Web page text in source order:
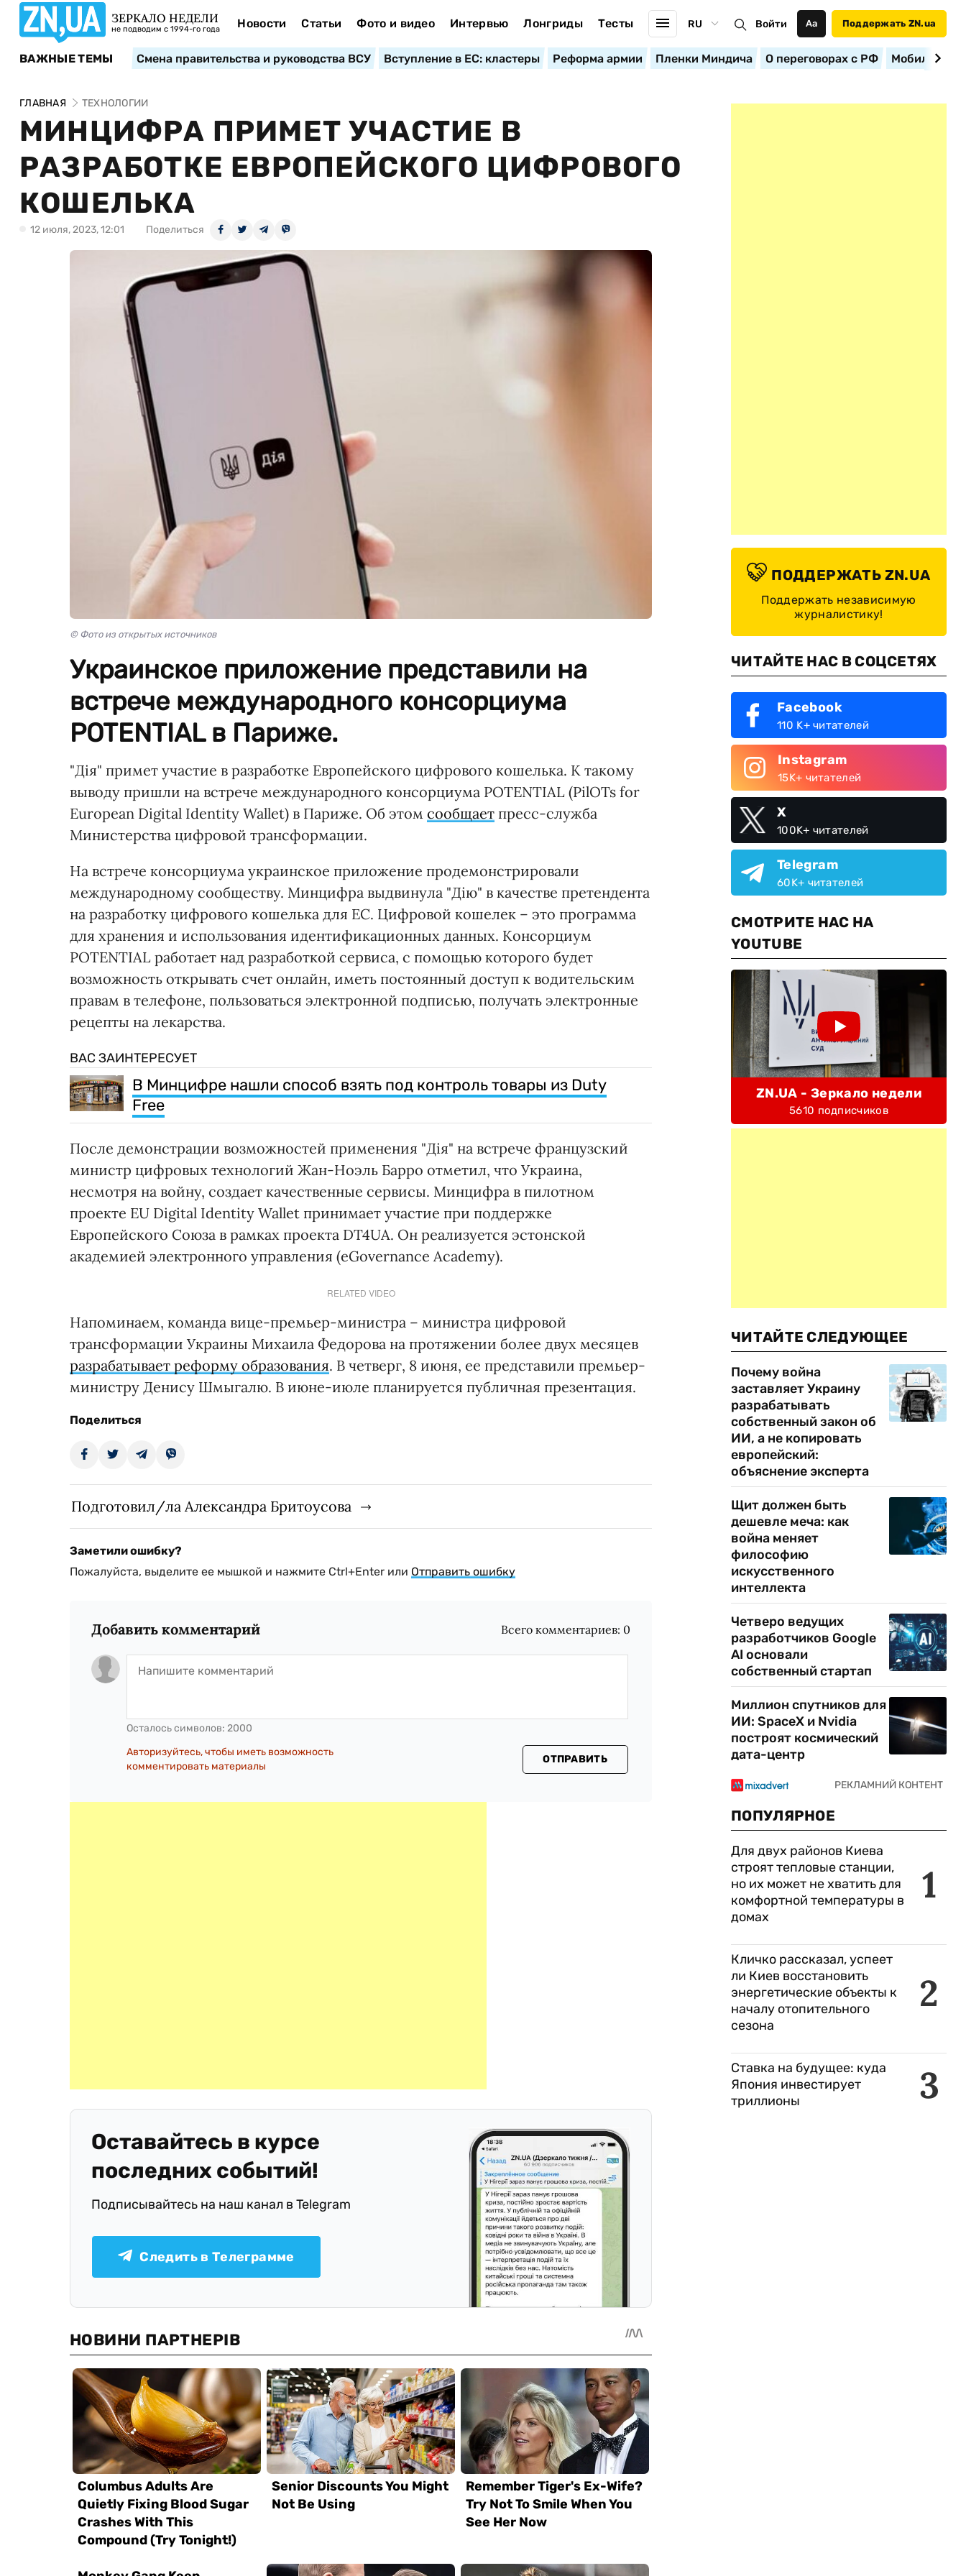
ЗЕРКАЛО НЕДЕЛИ
не подводим с 1994-го года Новости Статьи Фото и видео Интервью Лонгриды Тесты RU Войти Аа Поддержать ZN.ua
ВАЖНЫЕ ТЕМЫ Смена правительства и руководства ВСУ Вступление в ЕС: кластеры Реформа армии Пленки Миндича О переговорах с РФ
ГЛАВНАЯ ТЕХНОЛОГИИ
МИНЦИФРА ПРИМЕТ УЧАСТИЕ В
РАЗРАБОТКЕ ЕВРОПЕЙСКОГО ЦИФРОВОГО
КОШЕЛЬКА
12 июля, 2023, 12:01 Поделиться
© Фото из открытых источников
Украинское приложение представили на
встрече международного консорциума
POTENTIAL в Париже.
"Дія" примет участие в разработке Европейского цифрового кошелька. К такому
выводу пришли на встрече международного консорциума POTENTIAL (PilOTs for
European Digital Identity Wallet) в Париже. Об этом сообщает пресс-служба
Министерства цифровой трансформации.
На встрече консорциума украинское приложение продемонстрировали
международному сообществу. Минцифра выдвинула "Дію" в качестве претендента
на разработку цифрового кошелька для ЕС. Цифровой кошелек – это программа
для хранения и использования идентификационных данных. Консорциум
POTENTIAL работает над разработкой сервиса, с помощью которого будет
возможность открывать счет онлайн, иметь постоянный доступ к водительским
правам в телефоне, пользоваться электронной подписью, получать электронные
рецепты на лекарства.
ВАС ЗАИНТЕРЕСУЕТ
В Минцифре нашли способ взять под контроль товары из Duty
Free
После демонстрации возможностей применения "Дія" на встрече французский
министр цифровых технологий Жан-Ноэль Барро отметил, что Украина,
несмотря на войну, создает качественные сервисы. Минцифра в пилотном
проекте EU Digital Identity Wallet принимает участие при поддержке
Европейского Союза в рамках проекта DT4UA. Он реализуется эстонской
академией электронного управления (eGovernance Academy).
RELATED VIDEO
Напоминаем, команда вице-премьер-министра – министра цифровой
трансформации Украины Михаила Федорова на протяжении более двух месяцев
разрабатывает реформу образования. В четверг, 8 июня, ее представили премьер-
министру Денису Шмыгалю. В июне-июле планируется публичная презентация.
Поделиться
Подготовил/ла Александра Бритоусова
Заметили ошибку?
Пожалуйста, выделите ее мышкой и нажмите Ctrl+Enter или Отправить ошибку
Добавить комментарий Всего комментариев: 0
Осталось символов: 2000
Авторизуйтесь, чтобы иметь возможность
комментировать материалы
ОТПРАВИТЬ
Оставайтесь в курсе
последних событий!
Подписывайтесь на наш канал в Telegram
Следить в Телеграмме
ПОДДЕРЖАТЬ ZN.UA
Поддержать независимую
журналистику!
ЧИТАЙТЕ НАС В СОЦСЕТЯХ
Facebook
110 K+ читателей
Instagram
15K+ читателей
X
100K+ читателей
Telegram
60K+ читателей
СМОТРИТЕ НАС НА
YOUTUBE
ZN.UA - Зеркало недели
5610 подписчиков
ЧИТАЙТЕ СЛЕДУЮЩЕЕ
Почему война
заставляет Украину
разрабатывать
собственный закон об
ИИ, а не копировать
европейский:
объяснение эксперта
Щит должен быть
дешевле меча: как
война меняет
философию
искусственного
интеллекта
Четверо ведущих
разработчиков Google
AI основали
собственный стартап
Миллион спутников для
ИИ: SpaceX и Nvidia
построят космический
дата-центр
ПОПУЛЯРНОЕ
1
Для двух районов Киева
строят тепловые станции,
но их может не хватить для
комфортной температуры в
домах
2
Кличко рассказал, успеет
ли Киев восстановить
энергетические объекты к
началу отопительного
сезона
3
Ставка на будущее: куда
Япония инвестирует
триллионы